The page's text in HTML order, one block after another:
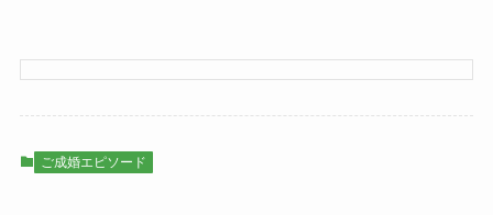
ご成婚エピソード